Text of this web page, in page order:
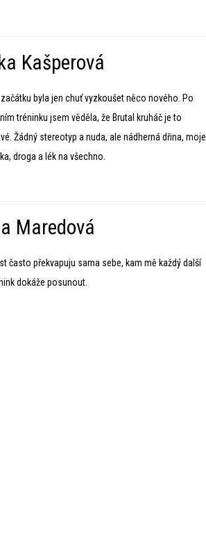
Kašperová
začátku byla jen chuť vyzkoušet něco nového. Po
tréninku jsem věděla, že Brutal kruháč je to
Žádný stereotyp a nuda, ale nádherná dřina, moje
droga a lék na všechno.
Maredová
často překvapuju sama sebe, kam mě každý další
dokáže posunout.